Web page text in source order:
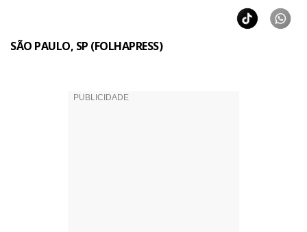
SÃO PAULO, SP (FOLHAPRESS)